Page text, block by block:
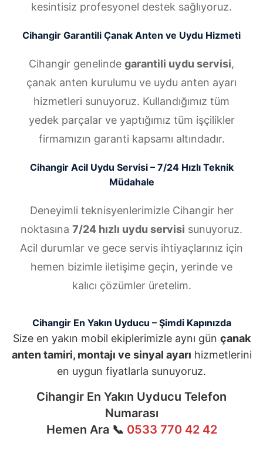
kesintisiz profesyonel destek sağlıyoruz.
Cihangir Garantili Çanak Anten ve Uydu Hizmeti
Cihangir genelinde garantili uydu servisi,
çanak anten kurulumu ve uydu anten ayarı
hizmetleri sunuyoruz. Kullandığımız tüm
yedek parçalar ve yaptığımız tüm işçilikler
firmamızın garanti kapsamı altındadır.
Cihangir Acil Uydu Servisi – 7/24 Hızlı Teknik
Müdahale
Deneyimli teknisyenlerimizle Cihangir her
noktasına 7/24 hızlı uydu servisi sunuyoruz.
Acil durumlar ve gece servis ihtiyaçlarınız için
hemen bizimle iletişime geçin, yerinde ve
kalıcı çözümler üretelim.
Cihangir En Yakın Uyducu – Şimdi Kapınızda
Size en yakın mobil ekiplerimizle aynı gün çanak
anten tamiri, montajı ve sinyal ayarı hizmetlerini
en uygun fiyatlarla sunuyoruz.
Cihangir En Yakın Uyducu Telefon
Numarası
Hemen Ara 📞 0533 770 42 42